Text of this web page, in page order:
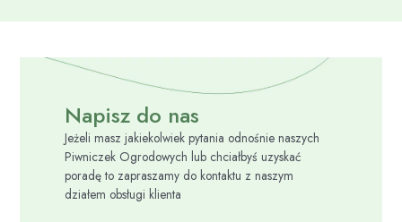
Napisz do nas
Jeżeli masz jakiekolwiek pytania odnośnie naszych
Piwniczek Ogrodowych lub chciałbyś uzyskać
poradę to zapraszamy do kontaktu z naszym
działem obsługi klienta